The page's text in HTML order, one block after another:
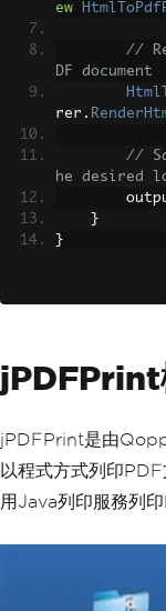
ew
//
DF document
rer .
//
he desired
}
}
jPDFPrint
jPDFPrint是由
以程式方式列印
用Java列印服務列印